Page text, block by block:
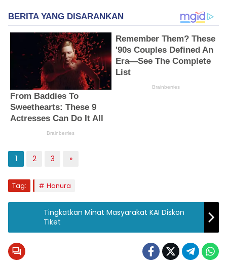
1 2 3 »
Tag: Hanura
Tingkatkan Minat Masyarakat KAI Diskon
Tiket